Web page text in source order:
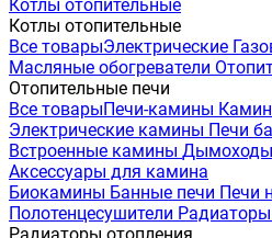
Котлы отопительные
Котлы отопительные
Все товарыЭлектрические
Масляные обогреватели
Отопительные печи
Все товарыПечи-камины
Электрические камины Печи
Встроенные камины Дымоходы
Аксессуары для камина
Биокамины Банные печи Печи
Полотенцесушители